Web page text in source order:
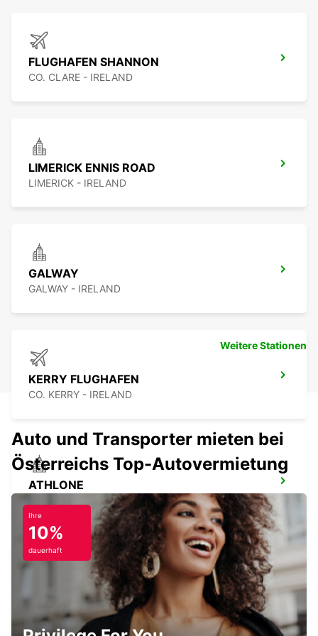
FLUGHAFEN SHANNON
CO. CLARE - IRELAND
LIMERICK ENNIS ROAD
LIMERICK - IRELAND
GALWAY
GALWAY - IRELAND
KERRY FLUGHAFEN
CO. KERRY - IRELAND
ATHLONE
ATHLONE - IRELAND
CLONMEL
CLONMEL - IRELAND
Weitere Stationen
Auto und Transporter mieten bei
Österreichs Top-Autovermietung
Ihre
10%
dauerhaft